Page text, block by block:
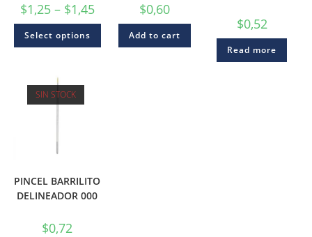
$1,25 – $1,45
Select options
$0,60
Add to cart
$0,52
Read more
SIN STOCK
PINCEL BARRILITO
DELINEADOR 000
$0,72